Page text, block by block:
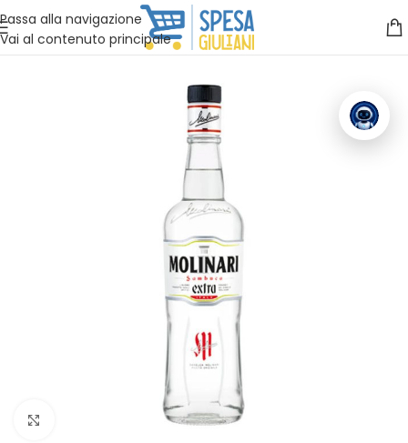
Passa alla navigazione
Vai al contenuto principale
Vuoi assistenza?Clicca qui e ti richiamiamo noi
Clicca per ingrandire